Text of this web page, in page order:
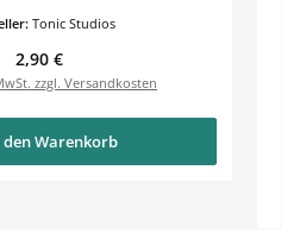
Tonic Studios
Regulärer Preis:
2,90 €
zzgl. Versandkosten
den Warenkorb